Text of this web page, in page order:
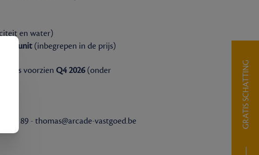
GRATIS SCHATTING
en water)
per unit(inbegrepen in de prijs)
is voorzienQ4 2026(onder
32 51 89 - thomas@arcade-vastgoed.be